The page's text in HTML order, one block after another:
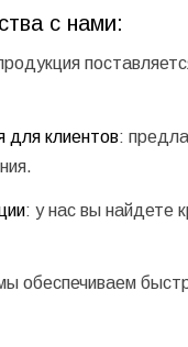
с нами:
для клиентов:
: у нас вы найдете
обеспечиваем